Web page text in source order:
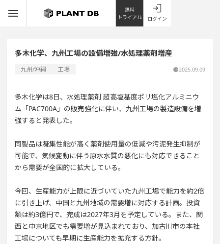
無料
トライアル
ログイン
多木化学、九州工場の設備増強/水処理薬剤増産
九州/沖縄 工場 2025.09.09
多木化学は8日、水処理薬剤 超高塩基度ポリ塩化アルミニウ
ム「PAC700A」の販売強化に伴い、九州工場の製造設備を増
強すると発表した。
同製品は凝集性能が高く薬剤使用量の低減や汚泥発生抑制が
可能で、気候変動に伴う原水水質の悪化にも対応できること
から需要が全国的に拡大している。
今回、生産能力が上限に近づいていた九州工場で能力を約2倍
に引き上げ、中国と九州地域の需要増に対応する計画。投資
額は約3億円で、完成は2027年3月を予定している。また、関
西と中京地区でも需要増が見込まれており、加古川市の本社
工場についても早期に生産能力を拡充する方針。